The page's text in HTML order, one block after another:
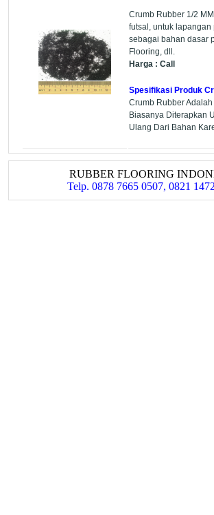
Crumb Rubber 1/2
futsal, untuk lapangan
sebagai bahan dasar
Flooring, dll.
Harga : Call
Spesifikasi Produk
Crumb Rubber Adalah
Biasanya Diterapkan
Ulang Dari Bahan
RUBBER FLOORING
Telp. 0878 7665 0507, 0821